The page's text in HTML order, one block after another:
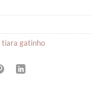
tiara gatinho